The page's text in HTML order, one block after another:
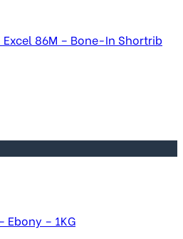
86M – Bone-In Shortrib
Ebony – 1KG